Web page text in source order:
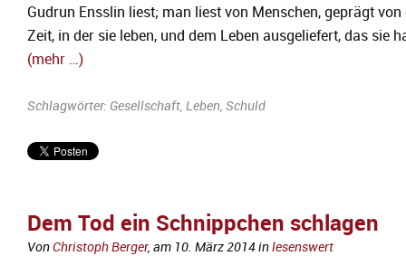
Gudrun Ensslin liest; man liest von Menschen, geprägt von
Zeit, in der sie leben, und dem Leben ausgeliefert, das sie
(mehr …)
Schlagwörter: Gesellschaft, Leben, Schuld
Dem Tod ein Schnippchen schlagen
VonChristoph Berger, am 10. März 2014inlesenswert